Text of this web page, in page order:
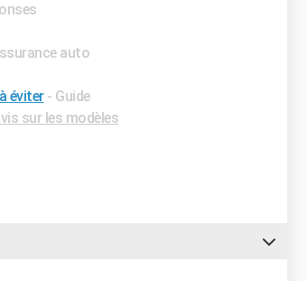
auto
éviter - Guide
sur les modèles